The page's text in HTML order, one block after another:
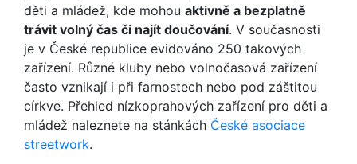
děti a mládež, kde mohou aktivně a bezplatně
trávit volný čas či najít doučování. V současnosti
je v České republice evidováno 250 takových
zařízení. Různé kluby nebo volnočasová zařízení
často vznikají i při farnostech nebo pod záštitou
církve. Přehled nízkoprahových zařízení pro děti a
mládež naleznete na stánkách České asociace
streetwork.